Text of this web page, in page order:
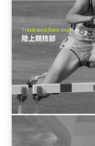
Track and field club
陸上競技部